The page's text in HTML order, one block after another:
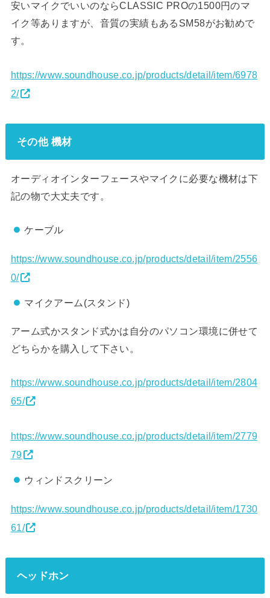
安いマイクでいいのならCLASSIC PROの1500円のマ
イク等ありますが、音質の実績もあるSM58がお勧めで
す。
https://www.soundhouse.co.jp/products/detail/item/6978
2/
その他 機材
オーディオインターフェースやマイクに必要な機材は下
記の物で大丈夫です。
ケーブル
https://www.soundhouse.co.jp/products/detail/item/2556
0/
マイクアーム(スタンド)
アーム式かスタンド式かは自分のパソコン環境に併せて
どちらかを購入して下さい。
https://www.soundhouse.co.jp/products/detail/item/2804
65/
https://www.soundhouse.co.jp/products/detail/item/2779
79
ウィンドスクリーン
https://www.soundhouse.co.jp/products/detail/item/1730
61/
ヘッドホン